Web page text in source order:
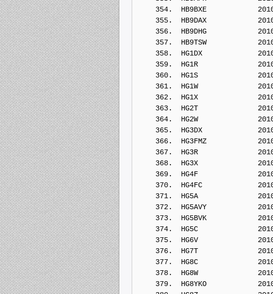
354.  HB9BXE
355.  HB9DAX
356.  HB9DHG
357.  HB9TSW
358.  HG1DX
359.  HG1R
360.  HG1S
361.  HG1W
362.  HG1X
363.  HG2T
364.  HG2W
365.  HG3DX
366.  HG3FMZ
367.  HG3R
368.  HG3X
369.  HG4F
370.  HG4FC
371.  HG5A
372.  HG5AVY
373.  HG5BVK
374.  HG5C
375.  HG6V
376.  HG7T
377.  HG8C
378.  HG8W
379.  HG8YKO